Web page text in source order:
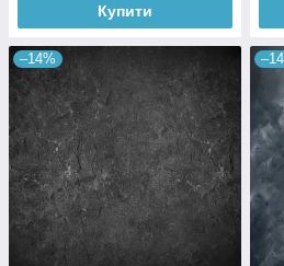
Купити
–14%